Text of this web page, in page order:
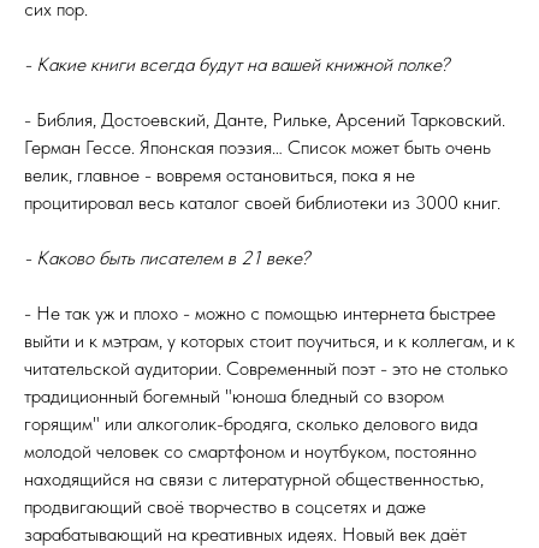
сих пор.
- Какие книги всегда будут на вашей книжной полке?
- Библия, Достоевский, Данте, Рильке, Арсений Тарковский.
Герман Гессе. Японская поэзия… Список может быть очень
велик, главное - вовремя остановиться, пока я не
процитировал весь каталог своей библиотеки из 3000 книг.
- Каково быть писателем в 21 веке?
- Не так уж и плохо - можно с помощью интернета быстрее
выйти и к мэтрам, у которых стоит поучиться, и к коллегам, и к
читательской аудитории. Современный поэт - это не столько
традиционный богемный "юноша бледный со взором
горящим" или алкоголик-бродяга, сколько делового вида
молодой человек со смартфоном и ноутбуком, постоянно
находящийся на связи с литературной общественностью,
продвигающий своё творчество в соцсетях и даже
зарабатывающий на креативных идеях. Новый век даёт